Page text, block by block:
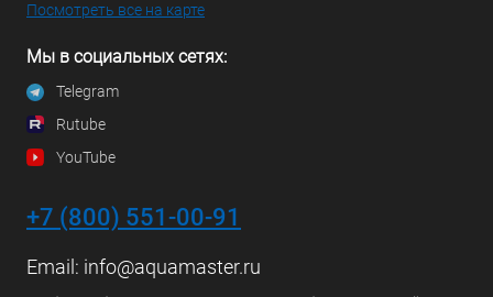
Посмотреть все на карте
Мы в социальных сетях:
Telegram
Rutube
YouTube
+7 (800) 551-00-91
Email: info@aquamaster.ru